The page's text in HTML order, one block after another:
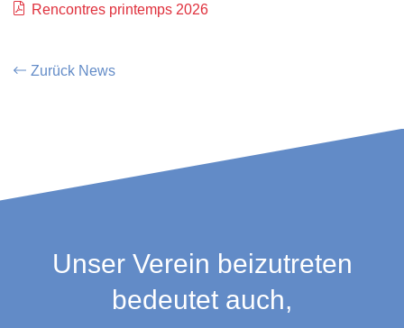
Rencontres printemps 2026
Zurück News
Unser Verein beizutreten
bedeutet auch,